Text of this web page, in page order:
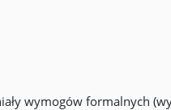
wymogów formalnych